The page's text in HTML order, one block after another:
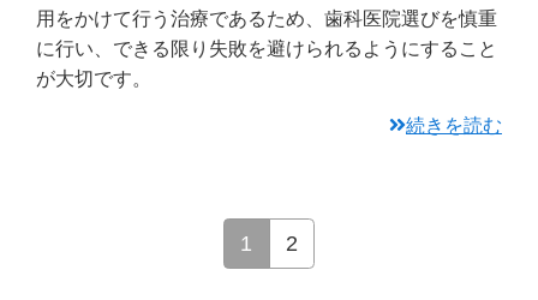
用をかけて行う治療であるため、歯科医院選びを慎重
に行い、できる限り失敗を避けられるようにすること
が大切です。
続きを読む
1 2